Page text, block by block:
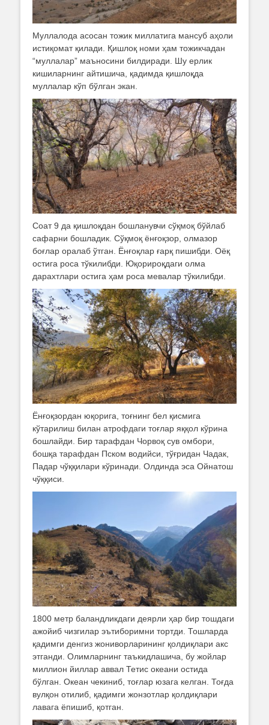
Муллалода асосан тожик миллатига мансуб аҳоли
истиқомат қилади. Қишлоқ номи ҳам тожикчадан
“муллалар” маъносини билдиради. Шу ерлик
кишиларнинг айтишича, қадимда қишлоқда
муллалар кўп бўлган экан.
Соат 9 да қишлоқдан бошланувчи сўқмоқ бўйлаб
сафарни бошладик. Сўқмоқ ёнғоқзор, олмазор
боғлар оралаб ўтган. Ёнғоқлар ғарқ пишибди. Оёқ
остига роса тўкилибди. Юқорироқдаги олма
дарахтлари остига ҳам роса мевалар тўкилибди.
Ёнғоқзордан юқорига, тоғнинг бел қисмига
кўтарилиш билан атрофдаги тоғлар яққол кўрина
бошлайди. Бир тарафдан Чорвоқ сув омбори,
бошқа тарафдан Пском водийси, тўғридан Чадак,
Падар чўққилари кўринади. Олдинда эса Ойнатош
чўққиси.
1800 метр баландликдаги деярли ҳар бир тошдаги
ажойиб чизгилар эътиборимни тортди. Тошларда
қадимги денгиз жониворларининг қолдиқлари акс
этганди. Олимларнинг таъкидлашича, бу жойлар
миллион йиллар аввал Тетис океани остида
бўлган. Океан чекиниб, тоғлар юзага келган. Тоғда
вулқон отилиб, қадимги жонзотлар қолдиқлари
лавага ёпишиб, қотган.